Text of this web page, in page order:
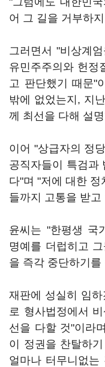
어 그 길을 거부하
그러면서 "비상계
유민주주의와 헌정
고 판단했기 때문"
밖에 없었는지, 지
께 최선을 다해 설
이어 "상급자의 정
공직자들이 특검과
다"며 "저에 대한
들까지 고통을 받
윤씨는 "한평생 국
명예를 더럽히고
을 즉각 중단하기
재판에 성실히 임
로 형사법정에서
선을 다할 것"이라
이 정권을 찬탈하
얼마나 터무니없는